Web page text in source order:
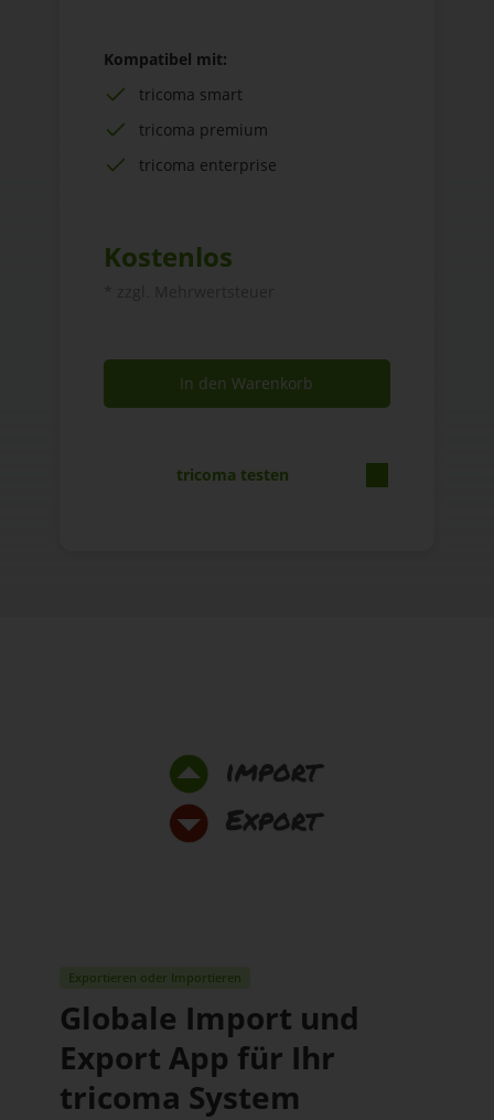
Kompatibel mit:
tricoma smart
tricoma premium
tricoma enterprise
Kostenlos
In den Warenkorb
tricoma testen
Exportieren oder Importieren
Globale Import und
Export App für Ihr
tricoma System